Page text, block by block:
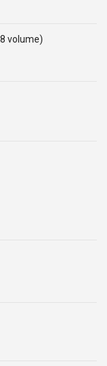
volume)